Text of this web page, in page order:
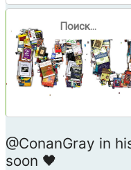
@ConanGray in
soon 🖤